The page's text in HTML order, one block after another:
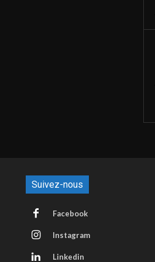
Suivez-nous
Facebook
Instagram
Linkedin